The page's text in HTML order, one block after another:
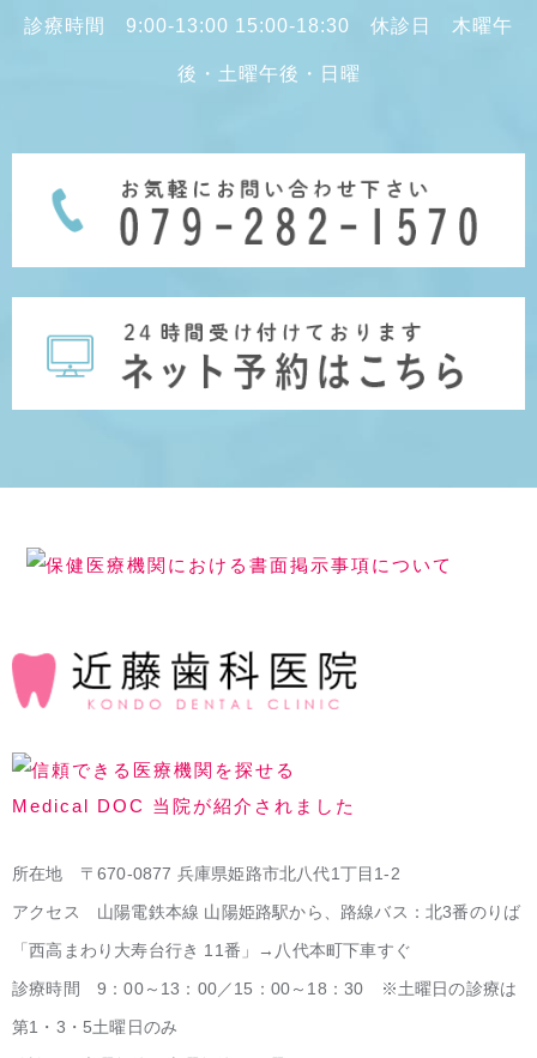
診療時間 9:00-13:00 15:00-18:30 休診日 木曜午
後・土曜午後・日曜
所在地 〒670-0877 兵庫県姫路市北八代1丁目1-2
アクセス 山陽電鉄本線 山陽姫路駅から、路線バス：北3番のりば
「西高まわり大寿台行き 11番」→八代本町下車すぐ
診療時間 9：00～13：00／15：00～18：30 ※土曜日の診療は
第1・3・5土曜日のみ